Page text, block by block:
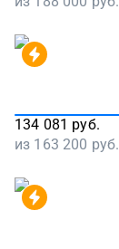
134 081 руб.
из 163 200 руб.